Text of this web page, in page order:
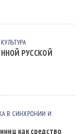
РУССКОЙ
В СИНХРОНИИ И
как средство